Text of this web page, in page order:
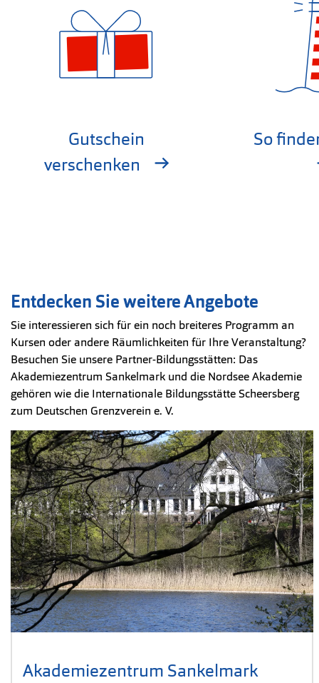
Gutschein
verschenken
So
Entdecken Sie weitere Angebote
Sie interessieren sich für ein noch breiteres Programm an
Kursen oder andere Räumlichkeiten für Ihre Veranstaltung?
Besuchen Sie unsere Partner-Bildungsstätten: Das
Akademiezentrum Sankelmark und die Nordsee Akademie
gehören wie die Internationale Bildungsstätte Scheersberg
zum Deutschen Grenzverein e. V.
Akademiezentrum Sankelmark(Öffnet